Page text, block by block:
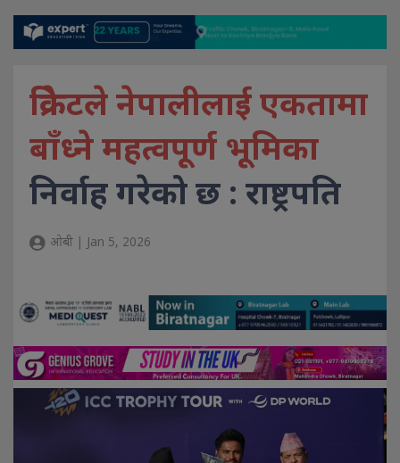
क्रिकेटले नेपालीलाई एकतामा
बाँध्ने महत्वपूर्ण भूमिका
निर्वाह गरेको छ : राष्ट्रपति
ओबी | Jan 5, 2026